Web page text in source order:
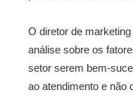
O diretor de
análise sobre os
setor serem bem-
ao atendimento e não